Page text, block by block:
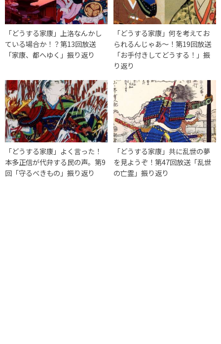
「どうする家康」上洛なんかし
ている場合か！？第13回放送
「家康、都へゆく」振り返り
「どうする家康」何を考えてお
られるんじゃあ～！第19回放送
「お手付きしてどうする！」振
り返り
「どうする家康」よく言った！
本多正信が代弁する民の声。第9
回「守るべきもの」振り返り
「どうする家康」共に乱世の夢
を見ようぞ！第47回放送「乱世
の亡霊」振り返り